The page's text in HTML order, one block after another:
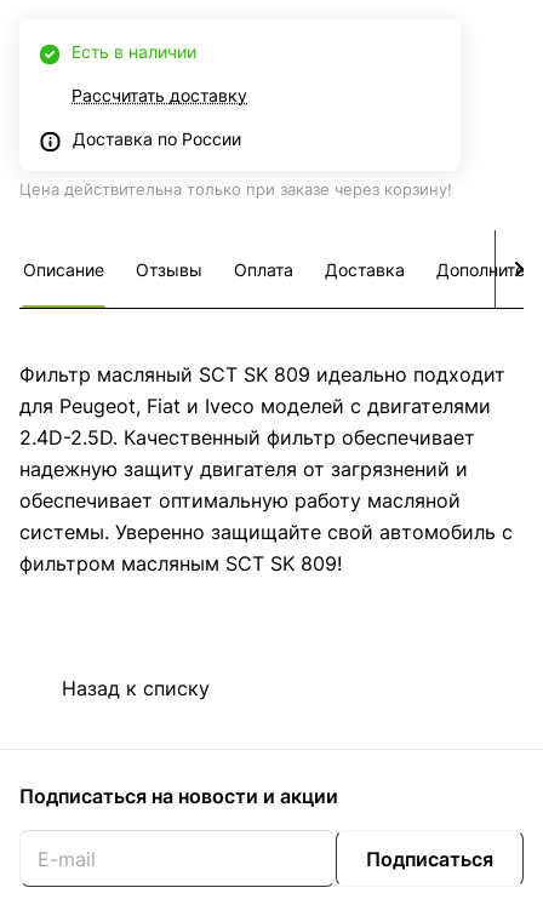
Есть в наличии
Рассчитать доставку
Доставка по России
Цена действительна только при заказе через корзину!
Описание Отзывы Оплата Доставка
Фильтр масляный SCT SK 809 идеально подходит
для Peugeot, Fiat и Iveco моделей с двигателями
2.4D-2.5D. Качественный фильтр обеспечивает
надежную защиту двигателя от загрязнений и
обеспечивает оптимальную работу масляной
системы. Уверенно защищайте свой автомобиль с
фильтром масляным SCT SK 809!
Назад к списку
Подписаться на новости и акции
Подписаться